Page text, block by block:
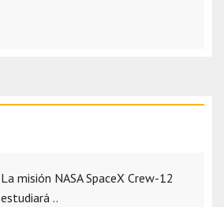
La misión NASA SpaceX Crew-12
estudiará ..